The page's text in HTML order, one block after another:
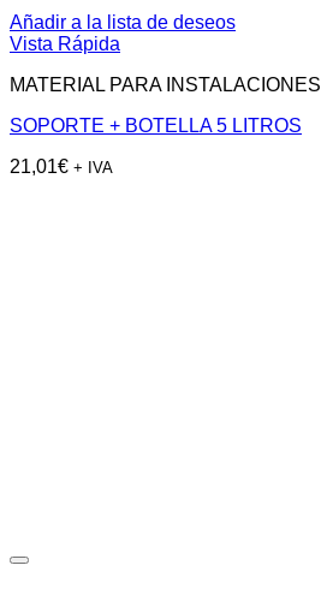
Añadir a la lista de deseos
Vista Rápida
MATERIAL PARA INSTALACIONES
SOPORTE + BOTELLA 5 LITROS
21,01€ + IVA